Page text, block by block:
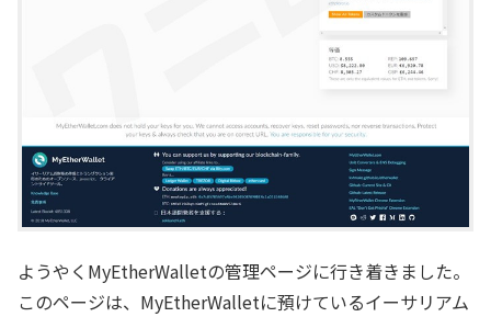
ようやくMyEtherWalletの管理ページに行き着きました。
このページは、MyEtherWalletに預けているイーサリアム